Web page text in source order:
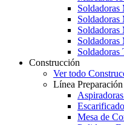
Soldadoras
Construcción
Ver todo
Línea
Mesa de